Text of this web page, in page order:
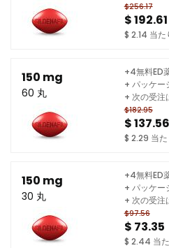
$256.17
$ 192.61
$ 2.14 当た
150 mg
60 丸
$182.95
$ 137.56
$ 2.29 当
+4無料ED
+ パッケー
+ 次の受注
150 mg
30 丸
$97.56
$ 73.35
$ 2.44 当
+4無料ED
+ パッケー
+ 次の受注